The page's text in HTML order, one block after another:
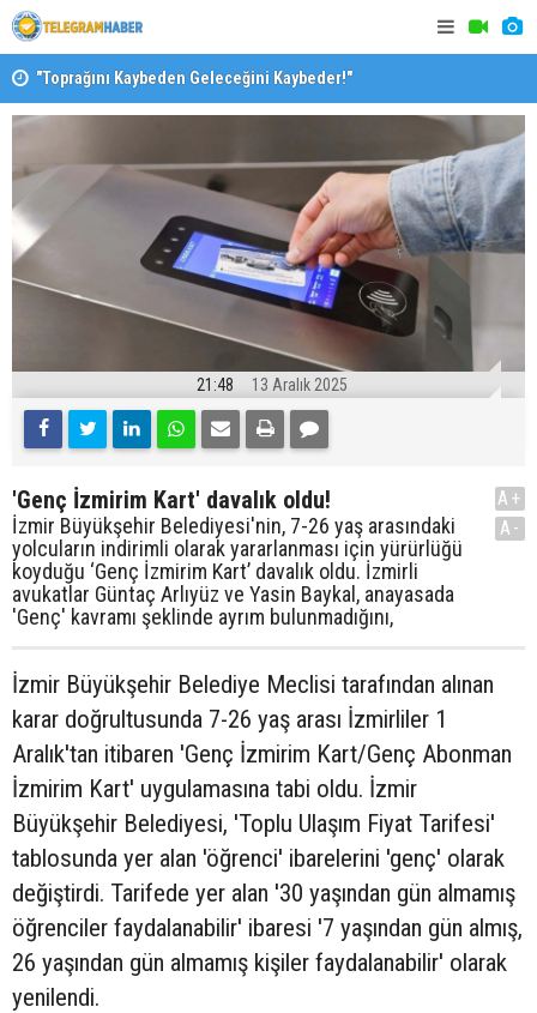
"Toprağını Kaybeden Geleceğini Kaybeder!"
21:48 13 Aralık 2025
'Genç İzmirim Kart' davalık oldu!
İzmir Büyükşehir Belediyesi'nin, 7-26 yaş arasındaki
yolcuların indirimli olarak yararlanması için yürürlüğü
koyduğu ‘Genç İzmirim Kart’ davalık oldu. İzmirli
avukatlar Güntaç Arlıyüz ve Yasin Baykal, anayasada
'Genç' kavramı şeklinde ayrım bulunmadığını,
A+
A-
İzmir Büyükşehir Belediye Meclisi tarafından alınan
karar doğrultusunda 7-26 yaş arası İzmirliler 1
Aralık'tan itibaren 'Genç İzmirim Kart/Genç Abonman
İzmirim Kart' uygulamasına tabi oldu. İzmir
Büyükşehir Belediyesi, 'Toplu Ulaşım Fiyat Tarifesi'
tablosunda yer alan 'öğrenci' ibarelerini 'genç' olarak
değiştirdi. Tarifede yer alan '30 yaşından gün almamış
öğrenciler faydalanabilir' ibaresi '7 yaşından gün almış,
26 yaşından gün almamış kişiler faydalanabilir' olarak
yenilendi.